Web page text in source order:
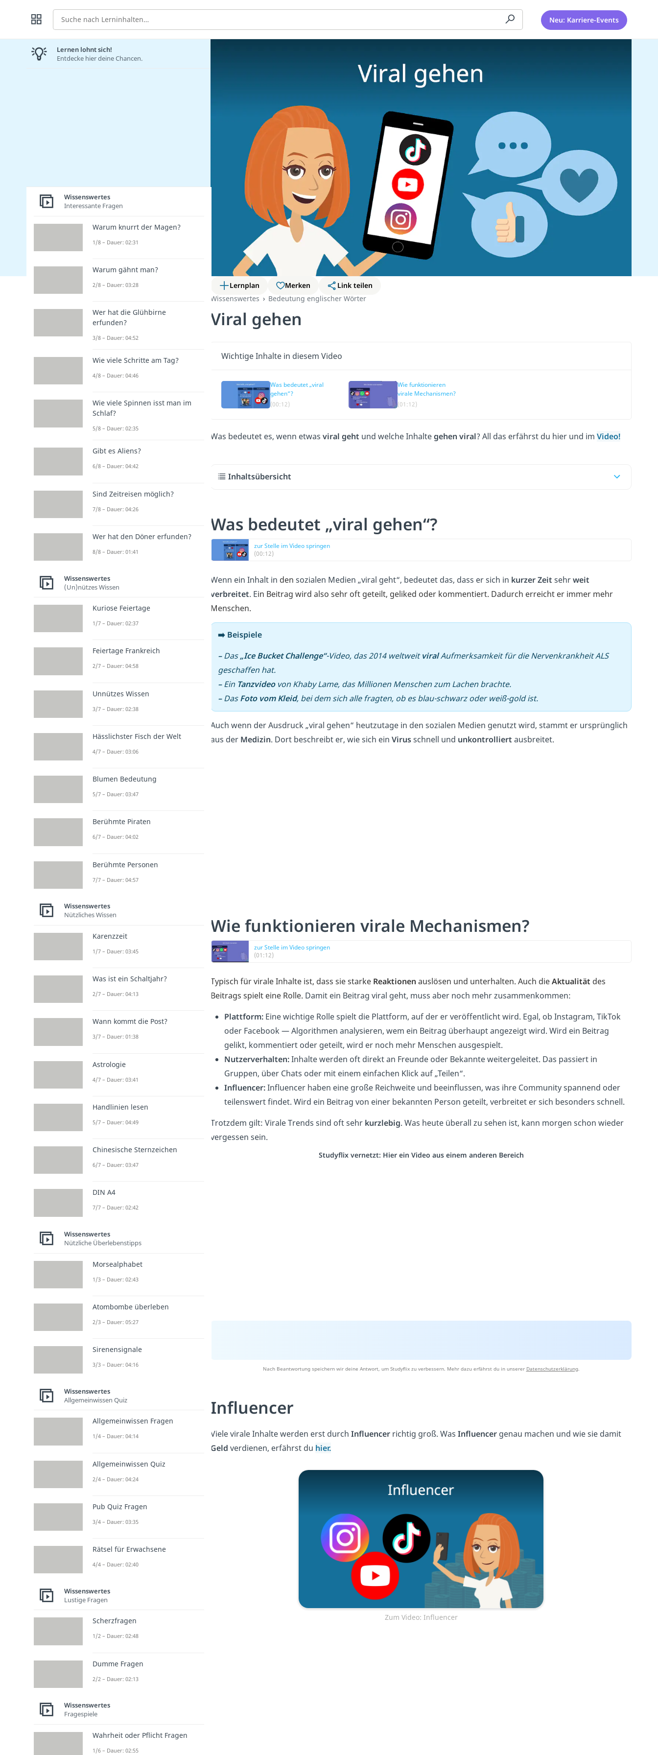
Suche Neu: Karriere-Events
Lernplan Merken
Link teilen
Wissenswertes
Bedeutung englischer Wörter
Viral gehen
Wichtige Inhalte in diesem Video
Was bedeutet „viral
gehen“?
(00:12)
Wie funktionieren
virale Mechanismen?
(01:12)
Was bedeutet es, wenn etwas viral geht und welche Inhaltegehen viral? All das erfährst du hier und im Video!
Inhaltsübersicht
Was bedeutet „viral gehen“?
zur Stelle im Video springen
(00:12)
Wenn ein Inhalt in den sozialen Medien „viral geht“, bedeutet das, dass er sich in kurzer Zeit sehrweit
verbreitet. Ein Beitrag wird also sehr oft geteilt, geliked oder kommentiert. Dadurch erreicht er immer mehr
Menschen.
➡️ Beispiele
–Das„Ice Bucket Challenge“-Video, das 2014 weltweitviralAufmerksamkeit für die Nervenkrankheit ALS
geschaffen hat.
–Ein Tanzvideovon Khaby Lame, das Millionen Menschen zum Lachen brachte.
–DasFoto vom Kleid, bei dem sich alle fragten, ob es blau-schwarz oder weiß-gold ist.
Auch wenn der Ausdruck „viral gehen“ heutzutage in den sozialen Medien genutzt wird, stammt er ursprünglich
aus der Medizin. Dort beschreibt er, wie sich ein Virusschnell und unkontrolliert ausbreitet.
Wie funktionieren virale Mechanismen?
zur Stelle im Video springen
(01:12)
Typisch für virale Inhalte ist, dass sie starke Reaktionen auslösen und unterhalten. Auch dieAktualität des
Beitrags spielt eine Rolle. Damit ein Beitrag viral geht, muss aber noch mehr zusammenkommen:
Plattform: Eine wichtige Rolle spielt die Plattform, auf der er veröffentlicht wird. Egal, ob Instagram, TikTok
oder Facebook — Algorithmen analysieren, wem ein Beitrag überhaupt angezeigt wird. Wird ein Beitrag
gelikt, kommentiert oder geteilt, wird er noch mehr Menschen ausgespielt.
Nutzerverhalten:Inhalte werden oft direkt an Freunde oder Bekannte weitergeleitet. Das passiert in
Gruppen, über Chats oder mit einem einfachen Klick auf „Teilen“.
Influencer:Influencer haben eine große Reichweite und beeinflussen, was ihre Community spannend oder
teilenswert findet. Wird ein Beitrag von einer bekannten Person geteilt, verbreitet er sich besonders schnell.
Trotzdem gilt: Virale Trends sind oft sehr kurzlebig. Was heute überall zu sehen ist, kann morgen schon wieder
vergessen sein.
Studyflix vernetzt: Hier ein Video aus einem anderen Bereich
Nach Beantwortung speichern wir deine Antwort, um Studyflix zu verbessern. Mehr dazu erfährst du in unserer Datenschutzerklärung.
Influencer
Viele virale Inhalte werden erst durch Influencer richtig groß. Was Influencer genau machen und wie sie damit
Geld verdienen, erfährst du hier.
Zum Video: Influencer
Lernen lohnt sich!
Entdecke hier deine Chancen.
Wissenswertes
Interessante Fragen
Warum knurrt der Magen?
1/8 – Dauer: 02:31
Warum gähnt man?
2/8 – Dauer: 03:28
Wer hat die Glühbirne
erfunden?
3/8 – Dauer: 04:52
Wie viele Schritte am Tag?
4/8 – Dauer: 04:46
Wie viele Spinnen isst man im
Schlaf?
5/8 – Dauer: 02:35
Gibt es Aliens?
6/8 – Dauer: 04:42
Sind Zeitreisen möglich?
7/8 – Dauer: 04:26
Wer hat den Döner erfunden?
8/8 – Dauer: 01:41
Wissenswertes
(Un)nützes Wissen
Kuriose Feiertage
1/7 – Dauer: 02:37
Feiertage Frankreich
2/7 – Dauer: 04:58
Unnützes Wissen
3/7 – Dauer: 02:38
Hässlichster Fisch der Welt
4/7 – Dauer: 03:06
Blumen Bedeutung
5/7 – Dauer: 03:47
Berühmte Piraten
6/7 – Dauer: 04:02
Berühmte Personen
7/7 – Dauer: 04:57
Wissenswertes
Nützliches Wissen
Karenzzeit
1/7 – Dauer: 03:45
Was ist ein Schaltjahr?
2/7 – Dauer: 04:13
Wann kommt die Post?
3/7 – Dauer: 01:38
Astrologie
4/7 – Dauer: 03:41
Handlinien lesen
5/7 – Dauer: 04:49
Chinesische Sternzeichen
6/7 – Dauer: 03:47
DIN A4
7/7 – Dauer: 02:42
Wissenswertes
Nützliche Überlebenstipps
Morsealphabet
1/3 – Dauer: 02:43
Atombombe überleben
2/3 – Dauer: 05:27
Sirenensignale
3/3 – Dauer: 04:16
Wissenswertes
Allgemeinwissen Quiz
Allgemeinwissen Fragen
1/4 – Dauer: 04:14
Allgemeinwissen Quiz
2/4 – Dauer: 04:24
Pub Quiz Fragen
3/4 – Dauer: 03:35
Rätsel für Erwachsene
4/4 – Dauer: 02:40
Wissenswertes
Lustige Fragen
Scherzfragen
1/2 – Dauer: 02:48
Dumme Fragen
2/2 – Dauer: 02:13
Wissenswertes
Fragespiele
Wahrheit oder Pflicht Fragen
1/6 – Dauer: 02:55